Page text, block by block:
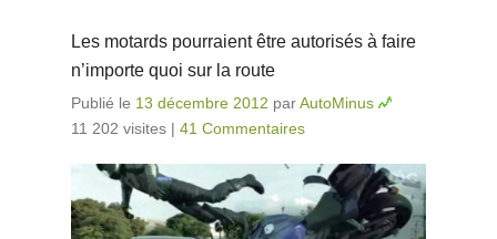
Les motards pourraient être autorisés à faire
n’importe quoi sur la route
Publié le 13 décembre 2012 parAutoMinus
11 202 visites | 41 Commentaires